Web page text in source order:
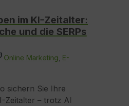
im KI-Zeitalter:
und die SERPs
Online Marketing E-
sichern Sie Ihre
Zeitalter – trotz AI